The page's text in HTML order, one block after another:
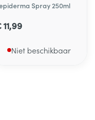
Spray 250ml
Niet beschikbaar